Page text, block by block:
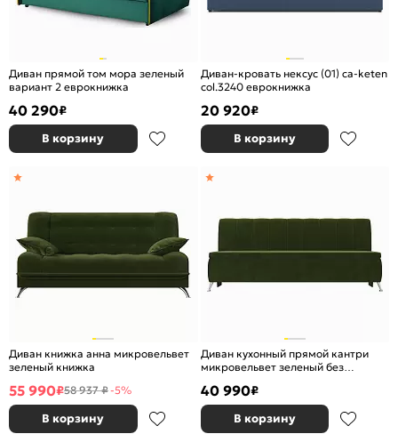
Диван прямой том мора зеленый
вариант 2 еврокнижка
40 290₽
В корзину
Диван-кровать нексус (01) ca-keten
col.3240 еврокнижка
20 920₽
В корзину
Диван книжка анна микровельвет
зеленый книжка
55 990₽58 937 ₽-5%
В корзину
Диван кухонный прямой кантри
микровельвет зеленый без
40 990₽
В корзину